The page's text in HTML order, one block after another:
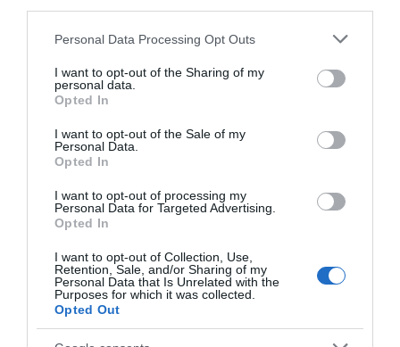
Please note that this website/app uses one or more Google
not limited to your visit or usage behaviour. You may click to
grant or deny consent to Google and its third-party tags to
use your data for below specified purposes in below Google
consent section.
Personal Data Processing Opt Outs
I want to opt-out of the Sharing of my
personal data.
Opted In
I want to opt-out of the Sale of my
Personal Data.
Opted In
I want to opt-out of processing my
Personal Data for Targeted Advertising.
Opted In
I want to opt-out of Collection, Use,
Retention, Sale, and/or Sharing of my
Personal Data that Is Unrelated with the
Purposes for which it was collected.
Opted Out
Βαρύ πένθος για τον εκπαιδευτικό
από την Εύβοια που έφυγε από τη
07.08.2026 | 18:00
Αυτοψία στα καμένα: 37 σπίτια
κρίθηκαν κατεδαφιστέα στο
Πόρτο Γερμενό
Εύβοια: Αυτός είναι ο 36χρονος
ζωή του
07.08.2026 | 17:20
Δείτε τι έκανε Δήμος
της Εύβοιας για τις
Ράγισαν καρδιές στην
επιχειρηματία